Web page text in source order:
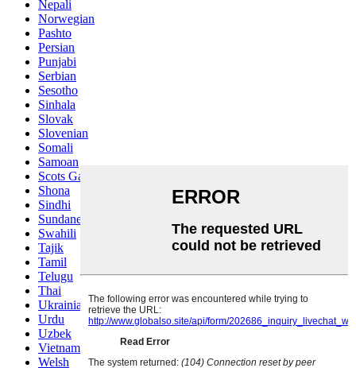
Nepali
Norwegian
Pashto
Persian
Punjabi
Serbian
Sesotho
Sinhala
Slovak
Slovenian
Somali
Samoan
Scots Gaelic
Shona
Sindhi
Sundanese
Swahili
Tajik
Tamil
Telugu
Thai
Ukrainian
Urdu
Uzbek
Vietnamese
Welsh